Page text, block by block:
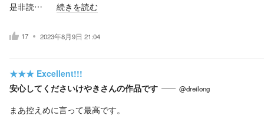
是非読… 続きを読む
17 2023年8月9日 21:04
★★★ Excellent!!!
安心してくださいけやきさんの作品です
@dreilong
まあ控えめに言って最高です。